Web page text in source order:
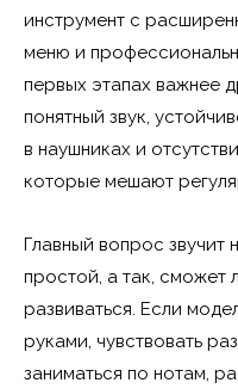
инструмент с
меню и
первых этапах важнее
понятный звук,
в наушниках и
которые мешают
Главный вопрос звучит
простой, а так, сможет
развиваться. Если
руками, чувствовать
заниматься по нотам,